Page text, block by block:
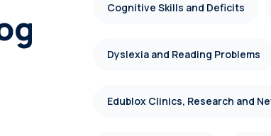
Cognitive Skills and Deficits
Dyslexia and Reading Problems
Edublox Clinics, Research and